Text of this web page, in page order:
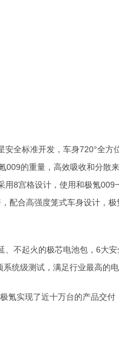
安全标准开发，车身720°全方
009的重量，高效吸收和分散
用8宫格设计，使用和极氪
配合高强度笼式车身设计，
、不起火的极芯电池包，6大
统级测试，满足行业最高的
氪实现了近十万台的产品交